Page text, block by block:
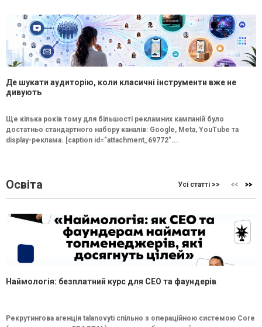
Де шукати аудиторію, коли класичні інструменти вже не
дивують
Ще кілька років тому для більшості рекламних кампаній було
достатньо стандартного набору каналів: Google, Meta, YouTube та
display-реклама. [caption id="attachment_69772"...
Освіта Усі статті >>
Наймологія: безплатний курс для CEO та фаундерів
Рекрутингова агенція talanovyti спільно з операційною системою Core